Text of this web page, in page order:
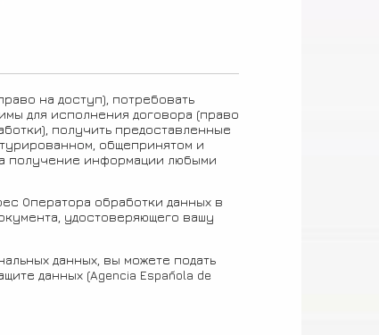
на доступ), потребовать
для исполнения договора (право
получить предоставленные
общепринятом и
получение информации любыми
Оператора обработки данных в
удостоверяющего вашу
данных, вы можете подать
данных (Agencia Española de